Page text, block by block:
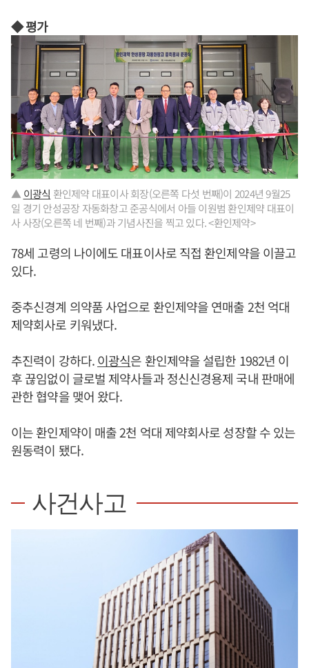
◆ 평가
▲ 이광식 환인제약 대표이사 회장(오른쪽 다섯 번째)이 2024년 9월25
일 경기 안성공장 자동화창고 준공식에서 아들 이원범 환인제약 대표이
사 사장(오른쪽 네 번째)과 기념사진을 찍고 있다. <환인제약>
78세 고령의 나이에도 대표이사로 직접 환인제약을 이끌고
있다.
중추신경계 의약품 사업으로 환인제약을 연매출 2천 억대
제약회사로 키워냈다.
추진력이 강하다.이광식은 환인제약을 설립한 1982년 이
후 끊임없이 글로벌 제약사들과 정신신경용제 국내 판매에
관한 협약을 맺어 왔다.
이는 환인제약이 매출 2천 억대 제약회사로 성장할 수 있는
원동력이 됐다.
사건사고